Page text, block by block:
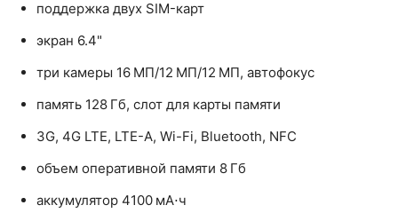
поддержка двух SIM-карт
экран 6.4"
три камеры 16 МП/12 МП/12 МП, автофокус
память 128 Гб, слот для карты памяти
3G, 4G LTE, LTE-A, Wi-Fi, Bluetooth, NFC
объем оперативной памяти 8 Гб
аккумулятор 4100 мА⋅ч